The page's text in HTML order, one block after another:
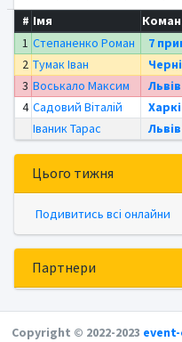
# Імя
1 Степаненко Роман 7
2 Тумак Іван
3 Воськало Максим
4 Садовий Віталій
Іваник Тарас
Цього тижня
Подивитись всі онлайни
Партнери
Copyright © 2022-2023